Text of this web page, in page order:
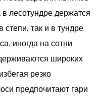
лесотундре держатся
так и в тундре
иногда на сотни
широких
резко
предпочитают гари